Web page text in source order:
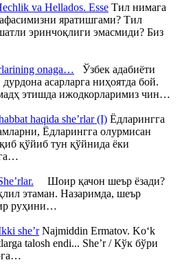
va Hellados. Esse Тил нимага
яратишгами? Тил
эринчоқлиги эмасмиди? Биз
onaga… Ўзбек адабиёти
асарларга ниҳоятда бой.
этишда ижодкорларимиз чин…
haqida she’rlar (I) Ёдларингга
Ёдларингга олурмисан
қўйиб тун қўйнида ёки
Шоир қачон шеър ёзади?
этаман. Назаримда, шеър
руҳини…
she’rNajmiddin Ermatov. Ko‘k
talosh endi... She’r / Кўк бўри